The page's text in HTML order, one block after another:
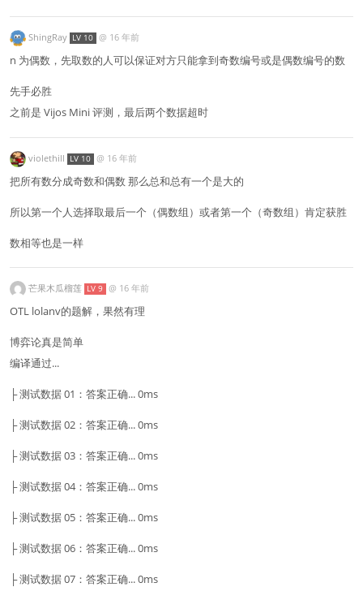
ShingRay LV 10 @ 16 年前
n 为偶数，先取数的人可以保证对方只能拿到奇数编号或是偶数编号的数
先手必胜
之前是 Vijos Mini 评测，最后两个数据超时
violethill LV 10 @ 16 年前
把所有数分成奇数和偶数 那么总和总有一个是大的
所以第一个人选择取最后一个（偶数组）或者第一个（奇数组）肯定获胜
数相等也是一样
芒果木瓜榴莲 LV 9 @ 16 年前
OTL lolanv的题解，果然有理
博弈论真是简单
编译通过...
├ 测试数据 01：答案正确... 0ms
├ 测试数据 02：答案正确... 0ms
├ 测试数据 03：答案正确... 0ms
├ 测试数据 04：答案正确... 0ms
├ 测试数据 05：答案正确... 0ms
├ 测试数据 06：答案正确... 0ms
├ 测试数据 07：答案正确... 0ms